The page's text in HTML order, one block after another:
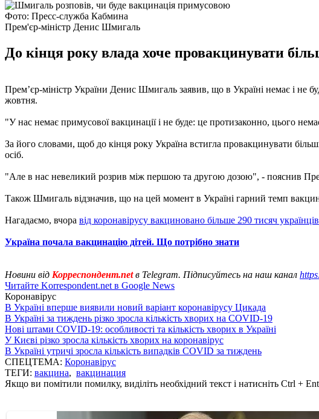
Фото: Пресс-служба Кабмина
Прем'єр-міністр Денис Шмигаль
До кінця року влада хоче провакцинувати
Прем’єр-міністр України Денис Шмигаль заявив, що в Україні немає і не
жовтня.
"У нас немає примусової вакцинації і не буде: це протизаконно, цього
За його словами, щоб до кінця року Україна встигла провакцинувати
осіб.
"Але в нас невеликий розрив між першою та другою дозою", - пояснив
Також Шмигаль відзначив, що на цей момент в Україні гарний темп
Нагадаємо, вчора від коронавірусу вакциновано більше 290 тисяч українців
Україна почала вакцинацію дітей. Що потрібно знати
Новини від Корреспондент.netв Telegram. Підписуйтесь на наш канал
Читайте Korrespondent.net в Google News
Коронавірус
В Україні вперше виявили новий варіант коронавірусу Цикада
В Україні за тиждень різко зросла кількість хворих на COVID-19
Нові штами COVID-19: особливості та кількість хворих в Україні
У Києві різко зросла кількість хворих на коронавірус
В Україні утричі зросла кількість випадків COVID за тиждень
СПЕЦТЕМА: Коронавірус
ТЕГИ: вакцина, вакцинация
Якщо ви помітили помилку, виділіть необхідний текст і натисніть Ctrl +